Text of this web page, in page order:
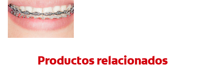
Productos relacionados